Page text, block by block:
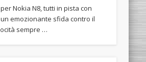
Nokia N8, tutti in pista con
emozionante sfida contro il
sempre …